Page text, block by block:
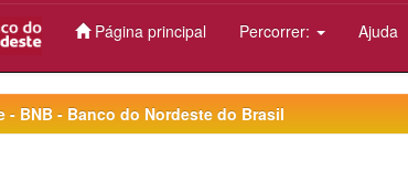
Página principal Percorrer: Ajuda
- BNB - Banco do Nordeste do Brasil